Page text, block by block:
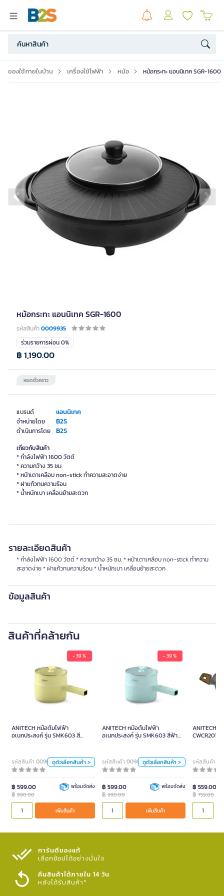
ของใช้ภายในบ้าน เครื่องใช้ไฟฟ้า หม้อ หม้อกระทะ แอนนิเทค SGR-1600
Previous slide
หม้อกระทะ แอนนิเทค SGR-1600
รหัสสินค้า0009935
แบรนด์ แอนนิเทค
จำหน่ายโดย B2S
ดำเนินการโดย B2S
ร่วมรายการผ่อน 0%
หมดชั่วคราว
฿ 1,190.00
เกี่ยวกับสินค้า
* กำลังไฟฟ้า 1600 วัตต์
* ความกว้าง 35 ซม.
* หน้าเตาเคลือบ non-stick ทำความสะอาดง่าย
* ฝาแก้วทนความร้อน
* น้ำหนักเบา เคลื่อนย้ายสะดวก
รายละเอียดสินค้า
* กำลังไฟฟ้า 1600 วัตต์ * ความกว้าง 35 ซม. * หน้าเตาเคลือบ non-stick ทำความ
สะอาดง่าย * ฝาแก้วทนความร้อน * น้ำหนักเบา เคลื่อนย้ายสะดวก
ข้อมูลสินค้า
สินค้าที่คล้ายกัน
- 39 %
ANITECH หม้อต้มไฟฟ้า
อเนกประสงค์ รุ่น SMK603 สี
รหัสสินค้า 0096210ดูตัวเลือกสินค้า >
฿ 599.00
฿ 990.00
พร้อมจัดส่ง
เพิ่มสินค้า
ANITECH หม้อต้มไฟฟ้า
อเนกประสงค์ รุ่น SMK603 สี
990.00
น้ำเงิน
ม่วง
เหลือง
ขาว
เพิ่มสินค้า
- 39 %
ANITECH หม้อต้มไฟฟ้า
อเนกประสงค์ รุ่น SMK603 สีฟ้า
รหัสสินค้า 0096211ดูตัวเลือกสินค้า >
฿ 599.00
฿ 990.00
พร้อมจัดส่ง
เพิ่มสินค้า
ANITECH หม้อต้มไฟฟ้า
อเนกประสงค์ รุ่น SMK603 สี
990.00
น้ำเงิน
ม่วง
เหลือง
ขาว
เพิ่มสินค้า
ANITECH
CWCR201
รหัสสินค้า
฿ 559.00
฿759.00
การันตีของแท้
เลือกช้อปได้อย่างมั่นใจ​
คืนสินค้าได้ภายใน 14 วัน
หลังได้รับสินค้า*